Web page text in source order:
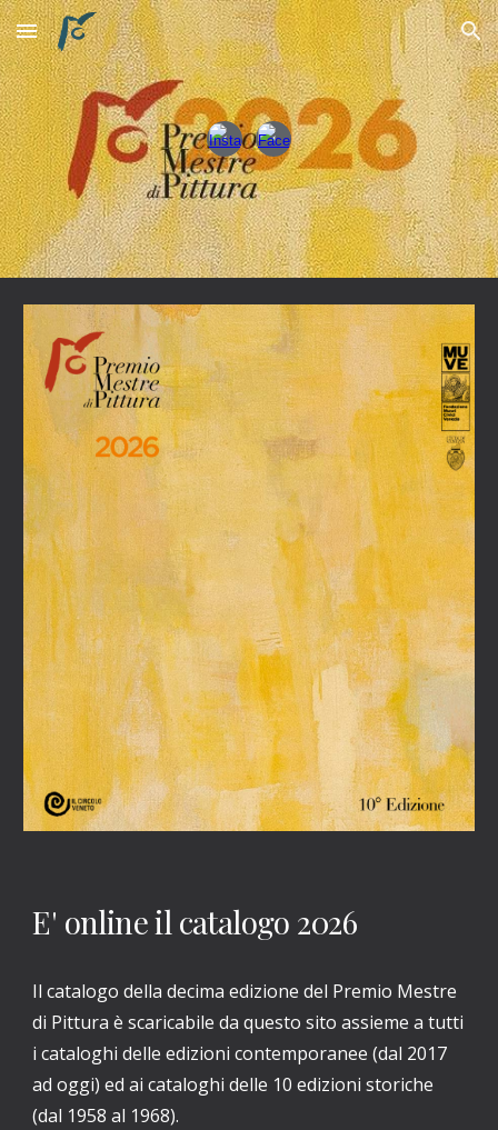
Skip to main content Skip to navigation
E' online il catalogo 2026
Il catalogo della decima edizione del Premio Mestre
di Pittura è scaricabile da questo sito assieme a tutti
i cataloghi delle edizioni contemporanee (dal 2017
ad oggi) ed ai cataloghi delle 10 edizioni storiche
(dal 1958 al 1968).